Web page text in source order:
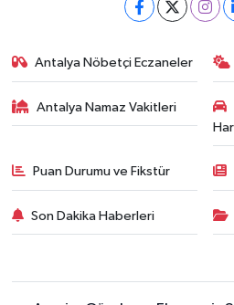
Antalya Nöbetçi Eczaneler
Antalya Namaz Vakitleri
Puan Durumu ve Fikstür
Son Dakika Haberleri